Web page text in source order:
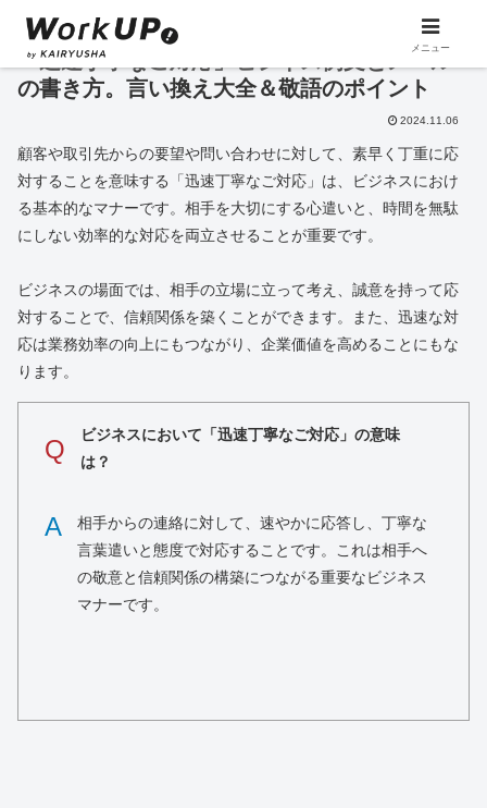
「迅速丁寧なご対応」ビジネス例文とメール
の書き方。言い換え大全＆敬語のポイント
2024.11.06
顧客や取引先からの要望や問い合わせに対して、素早く丁重に応
対することを意味する「迅速丁寧なご対応」は、ビジネスにおけ
る基本的なマナーです。相手を大切にする心遣いと、時間を無駄
にしない効率的な対応を両立させることが重要です。
ビジネスの場面では、相手の立場に立って考え、誠意を持って応
対することで、信頼関係を築くことができます。また、迅速な対
応は業務効率の向上にもつながり、企業価値を高めることにもな
ります。
Q
ビジネスにおいて「迅速丁寧なご対応」の意味
は？
A
相手からの連絡に対して、速やかに応答し、丁寧な
言葉遣いと態度で対応することです。これは相手へ
の敬意と信頼関係の構築につながる重要なビジネス
マナーです。
メニュー